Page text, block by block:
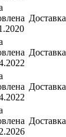
Доставка
Доставка
Доставка
Доставка